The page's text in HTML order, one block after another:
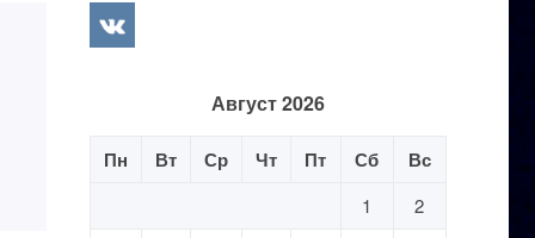
Август 2026
Пн Вт Ср Чт Пт Сб Вс
1
2